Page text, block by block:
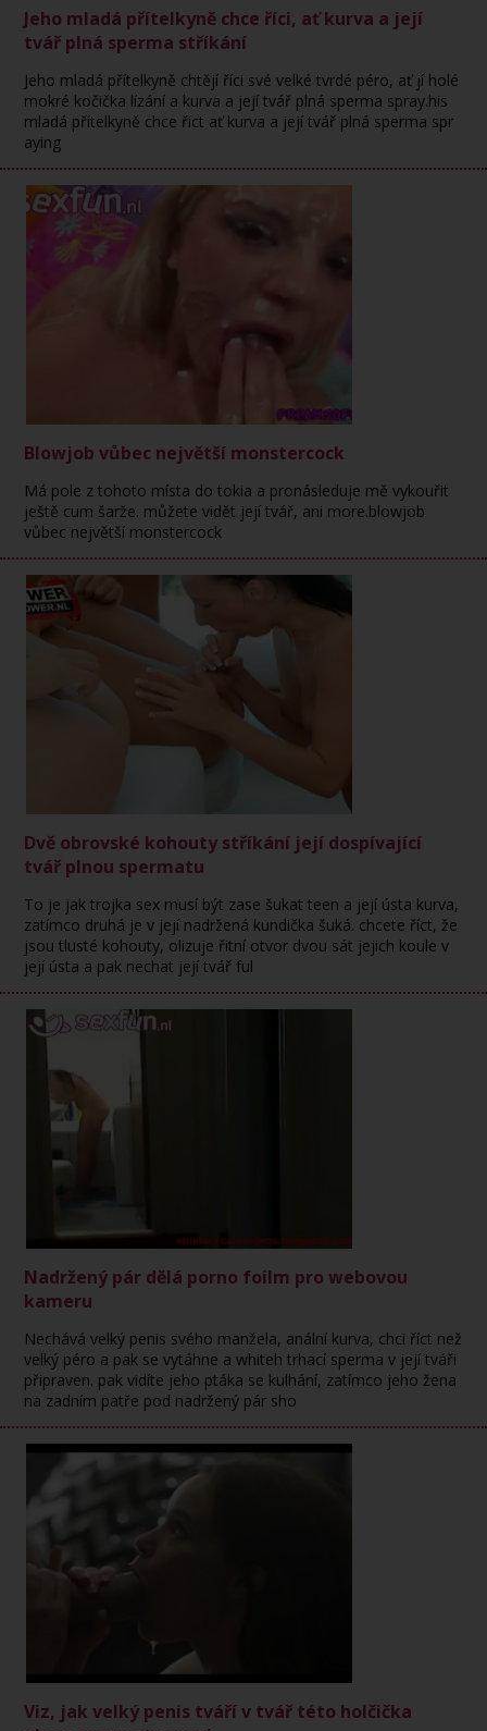
Jeho mladá přítelkyně chce říci, ať kurva a její
tvář plná sperma stříkání
Jeho mladá přítelkyně chtějí říci své velké tvrdé péro, ať jí holé
mokré kočička lízání a kurva a její tvář plná sperma spray.his
mladá přítelkyně chce říct ať kurva a její tvář plná sperma spr
aying
Blowjob vůbec největší monstercock
Má pole z tohoto místa do tokia a pronásleduje mě vykouřit
ještě cum šarže. můžete vidět její tvář, ani more.blowjob
vůbec největší monstercock
Dvě obrovské kohouty stříkání její dospívající
tvář plnou spermatu
To je jak trojka sex musí být zase šukat teen a její ústa kurva,
zatímco druhá je v její nadržená kundička šuká. chcete říct, že
jsou tlusté kohouty, olizuje řitní otvor dvou sát jejich koule v
její ústa a pak nechat její tvář ful
Nadržený pár dělá porno foilm pro webovou
kameru
Nechává velký penis svého manžela, anální kurva, chci říct než
velký péro a pak se vytáhne a whiteh trhací sperma v její tváři
připraven. pak vidíte jeho ptáka se kulhání, zatímco jeho žena
na zadním patře pod nadržený pár sho
Viz, jak velký penis tváří v tvář této holčička